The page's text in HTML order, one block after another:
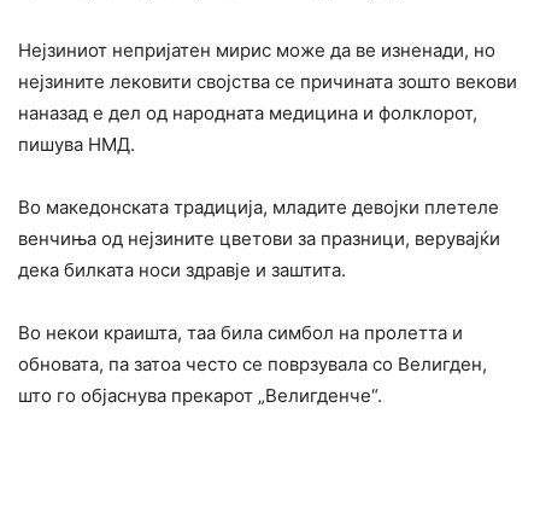
Нејзиниот непријатен мирис може да ве изненади, но
нејзините лековити својства се причината зошто векови
наназад е дел од народната медицина и фолклорот,
пишува НМД.
Во македонската традиција, младите девојки плетеле
венчиња од нејзините цветови за празници, верувајќи
дека билката носи здравје и заштита.
Во некои краишта, таа била симбол на пролетта и
обновата, па затоа често се поврзувала со Велигден,
што го објаснува прекарот „Велигденче“.